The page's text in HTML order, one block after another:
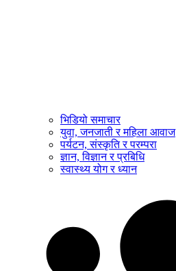
भिडियो समाचार
युवा, जनजाती र महिला आवाज
पर्यटन, संस्कृति र परम्परा
ज्ञान, विज्ञान र प्रबिधि
स्वास्थ्य योग र ध्यान